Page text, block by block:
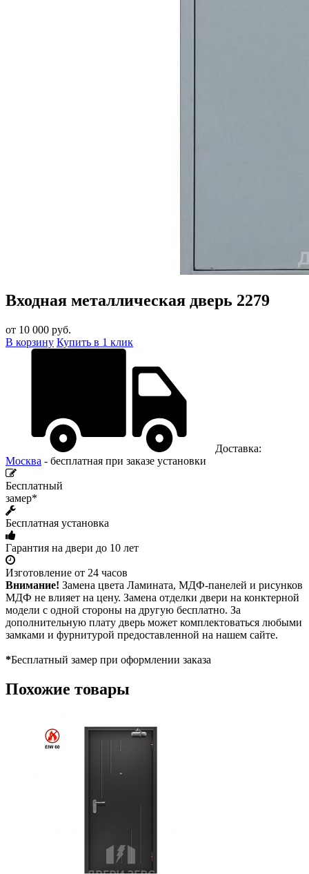
Входная металлическая дверь 2279
от 10 000 руб.
В корзину Купить в 1 клик
Доставка:
Москва - бесплатная при заказе установки
Бесплатный
замер*
Бесплатная установка
Гарантия на двери до 10 лет
Изготовление от 24 часов
Внимание! Замена цвета Ламината, МДФ-панелей и рисунков
МДФ не влияет на цену. Замена отделки двери на конктерной
модели с одной стороны на другую бесплатно. За
дополнительную плату дверь может комплектоваться любыми
замками и фурнитурой предоставленной на нашем сайте.
*Бесплатный замер при оформлении заказа
Похожие товары